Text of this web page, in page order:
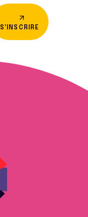
S'INSCRIRE